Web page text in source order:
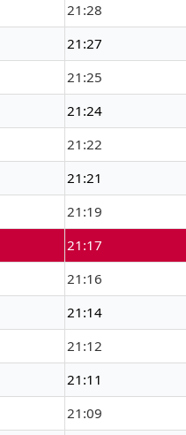
21:28
21:27
21:25
21:24
21:22
21:21
21:19
21:17
21:16
21:14
21:12
21:11
21:09